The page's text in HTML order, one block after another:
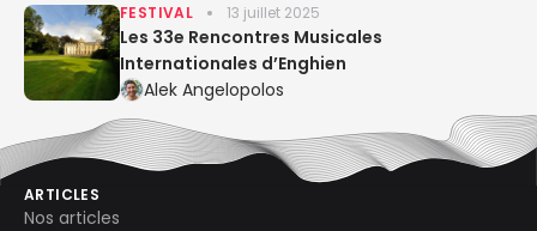
FESTIVAL 13 juillet 2025
Les 33e Rencontres Musicales
Internationales d’Enghien
Alek Angelopolos
ARTICLES
Nos articles